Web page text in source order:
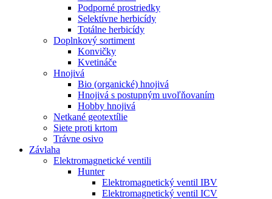
Podporné prostriedky
Selektívne herbicídy
Totálne herbicídy
Doplnkový sortiment
Konvičky
Kvetináče
Hnojivá
Bio (organické) hnojivá
Hnojivá s postupným uvoľňovaním
Hobby hnojivá
Netkané geotextílie
Siete proti krtom
Trávne osivo
Závlaha
Elektromagnetické ventili
Hunter
Elektromagnetický ventil IBV
Elektromagnetický ventil ICV